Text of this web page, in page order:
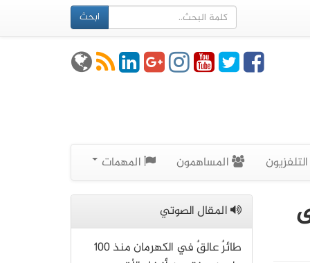
ابحث
التلفزيون المساهمون المهمات
المقال الصوتي
طائرٌ عالقٌ في الكهرمان منذ 100